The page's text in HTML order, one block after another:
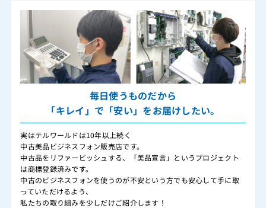
毎日使うものだから
「キレイ」で「安い」をお届けしたい。
実はテルワールドは10年以上続く
中古美品ビジネスフォン販売店です。
中古品をリファービッシュする、「美品宣言」というプロジェクト
は商標登録済みです。
中古のビジネスフォンを使うのが不安という方でも安心して手に取
っていただけるよう、
私たちの取り組みを少しだけご紹介します！